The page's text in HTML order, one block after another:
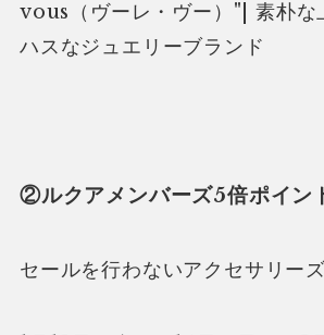
②ルクアメンバーズ5倍ポイン
セールを行わないアクセサリー